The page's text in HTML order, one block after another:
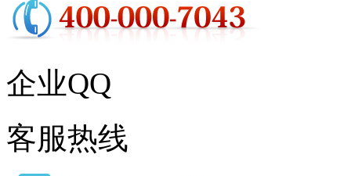
企业QQ
客服热线